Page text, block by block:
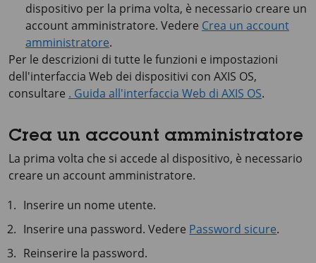
dispositivo per la prima volta, è necessario creare un
account amministratore. Vedere Crea un account
amministratore.
Per le descrizioni di tutte le funzioni e impostazioni
dell'interfaccia Web dei dispositivi con AXIS OS,
consultare . Guida all'interfaccia Web di AXIS OS.
Crea un account amministratore
La prima volta che si accede al dispositivo, è necessario
creare un account amministratore.
Inserire un nome utente.
Inserire una password. Vedere Password sicure.
Reinserire la password.